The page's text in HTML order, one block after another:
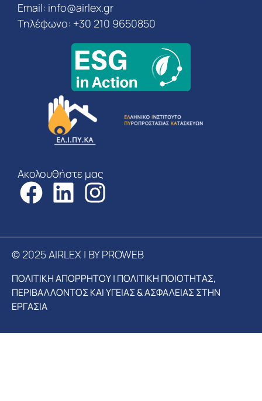
Email: info@airlex.gr
Τηλέφωνο: +30 210 9650850
Ακολουθήστε μας
© 2025 AIRLEX | BY PROWEB
ΠΟΛΙΤΙΚΗ ΑΠΟΡΡΗΤΟΥ| ΠΟΛΙΤΙΚΗ ΠΟΙΟΤΗΤΑΣ,
ΠΕΡΙΒΑΛΛΟΝΤΟΣ ΚΑΙ ΥΓΕΙΑΣ & ΑΣΦΑΛΕΙΑΣ ΣΤΗΝ
ΕΡΓΑΣΙΑ